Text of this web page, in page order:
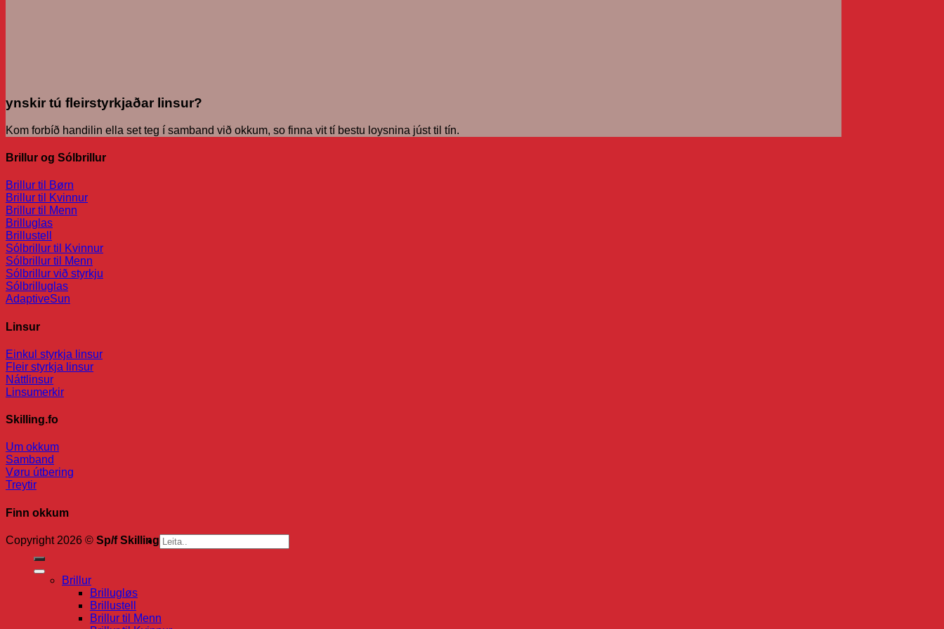
ynskir tú fleirstyrkjaðar linsur?
Kom forbíð handilin ella set teg í samband við okkum, so finna vit tí bestu loysnina júst til tín.
Brillur og Sólbrillur
Brillur til Børn
Brillur til Kvinnur
Brillur til Menn
Brilluglas
Brillustell
Sólbrillur til Kvinnur
Sólbrillur til Menn
Sólbrillur við styrkju
Sólbrilluglas
AdaptiveSun
Linsur
Einkul styrkja linsur
Fleir styrkja linsur
Náttlinsur
Linsumerkir
Skilling.fo
Um okkum
Samband
Vøru útbering
Treytir
Finn okkum
Copyright 2026 © Sp/f Skilling Search
for:
Brillur
Brillugløs
Brillustell
Brillur til Menn